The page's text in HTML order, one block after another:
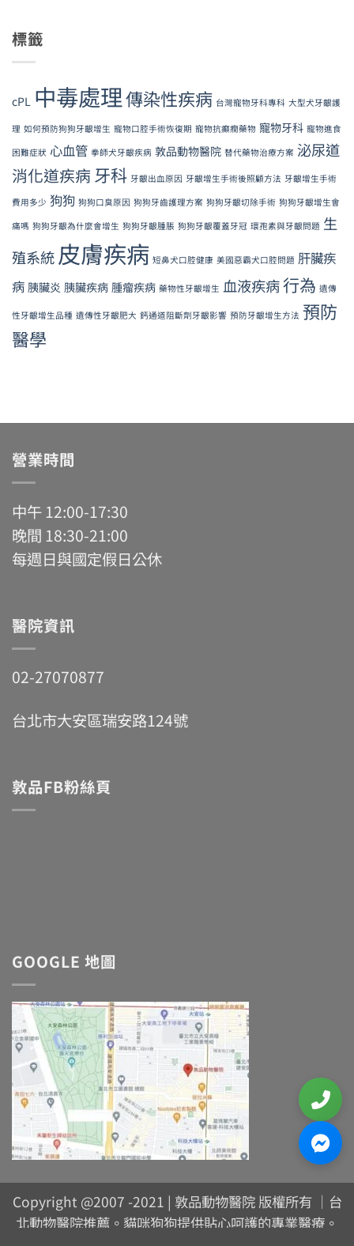
標籤
cPL 中毒處理傳染性疾病 台灣寵物牙科專科 大型犬牙齦護
理 如何預防狗狗牙齦增生 寵物口腔手術恢復期 寵物抗癲癇藥物 寵物牙科 寵物進食
困難症狀 心血管 拳師犬牙齦疾病 敦品動物醫院 替代藥物治療方案 泌尿道
消化道疾病 牙科 牙齦出血原因 牙齦增生手術後照顧方法 牙齦增生手術
費用多少 狗狗 狗狗口臭原因 狗狗牙齒護理方案 狗狗牙齦切除手術 狗狗牙齦增生會
痛嗎 狗狗牙齦為什麼會增生 狗狗牙齦腫脹 狗狗牙齦覆蓋牙冠 環孢素與牙齦問題 生
殖系統皮膚疾病 短鼻犬口腔健康 美國惡霸犬口腔問題 肝臟疾
病 胰臟炎 胰臟疾病 腫瘤疾病 藥物性牙齦增生 血液疾病行為 遺傳
性牙齦增生品種 遺傳性牙齦肥大 鈣通道阻斷劑牙齦影響 預防牙齦增生方法 預防
醫學
營業時間
中午 12:00-17:30
晚間 18:30-21:00
每週日與國定假日公休
醫院資訊
02-27070877
台北市大安區瑞安路124號
敦品FB粉絲頁
GOOGLE 地圖
Copyright @2007 -2021 | 敦品動物醫院 版權所有 ｜台
北動物醫院推薦。貓咪狗狗提供貼心呵護的專業醫療。